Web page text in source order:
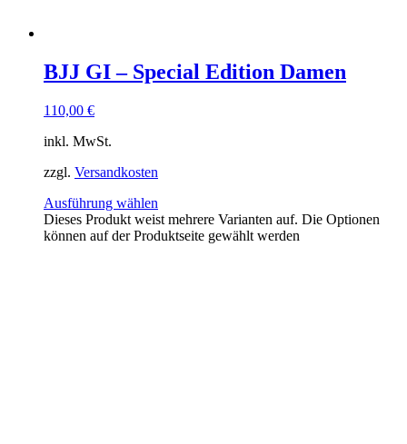
BJJ GI – Special Edition Damen
110,00 €
inkl. MwSt.
zzgl. Versandkosten
Ausführung wählen
Dieses Produkt weist mehrere Varianten auf. Die Optionen
können auf der Produktseite gewählt werden